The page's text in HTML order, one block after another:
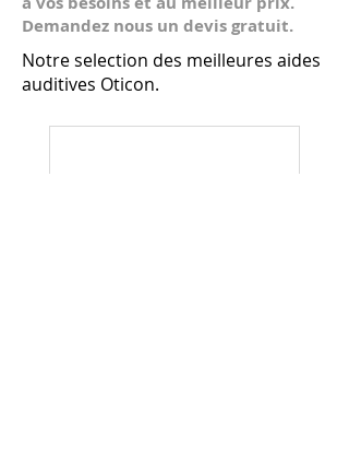
Demandez nous un devis gratuit.
Notre selection des meilleures aides
auditives Oticon.